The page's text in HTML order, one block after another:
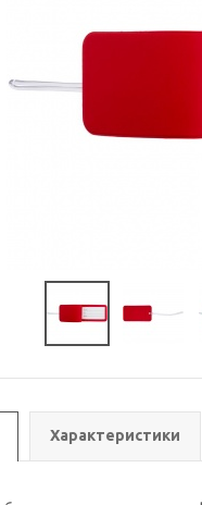
Характеристики